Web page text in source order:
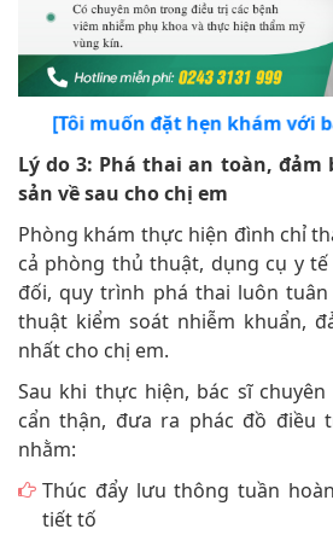
[Tôi muốn đặt hẹn khám với
Lý do 3: Phá thai an toàn, đảm
sản về sau cho chị em
Phòng khám thực hiện đình chỉ
cả phòng thủ thuật, dụng cụ y
đối, quy trình phá thai luôn
thuật kiểm soát nhiễm khuẩn,
nhất cho chị em.
Sau khi thực hiện, bác sĩ
cẩn thận, đưa ra phác đồ điều
nhằm:
Thúc đẩy lưu thông tuần
tiết tố